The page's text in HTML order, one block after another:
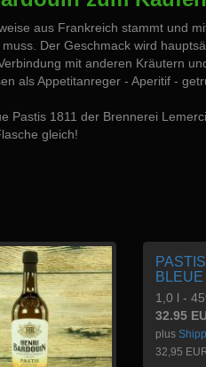
aus Frankreich stammt und
Der Geschmack wird
mit anderen Kräutern
als Appetitanreger - Aperitif -
Pastis 1811 der Brennerei
gleich!
1,0 l -
32.95
plus
32,95